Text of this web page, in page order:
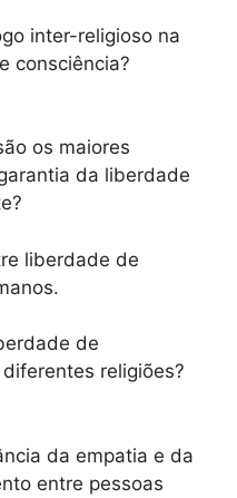
inter-religioso na
consciência?
os maiores
da liberdade
liberdade de
de
religiões?
da empatia e da
entre pessoas